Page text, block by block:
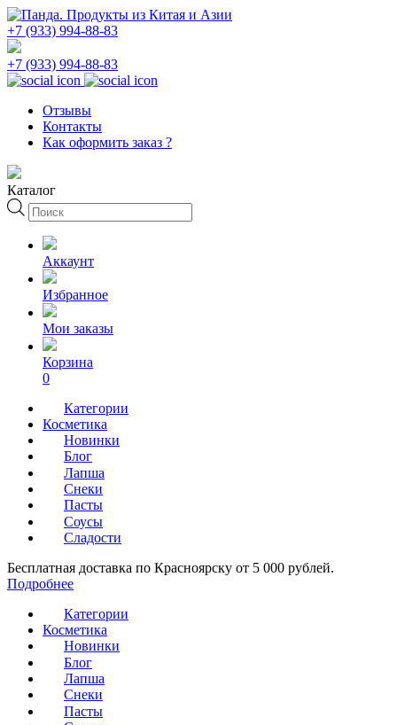
+7 (933) 994-88-83
+7 (933) 994-88-83
Отзывы
Контакты
Как оформить заказ ?
Каталог
Поиск
товаров
Аккаунт
Избранное
Мои заказы
Корзина
0
Категории
Косметика
Новинки
Блог
Лапша
Снеки
Пасты
Соусы
Сладости
Бесплатная доставка по Красноярску от 5 000 рублей.
Подробнее
Категории
Косметика
Новинки
Блог
Лапша
Снеки
Пасты